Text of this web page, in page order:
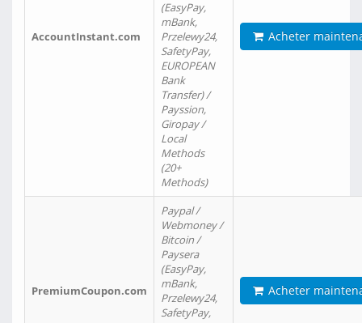
AccountInstant.com
(EasyPay,
mBank,
Przelewy24,
SafetyPay,
EUROPEAN
Bank
Transfer) /
Payssion,
Giropay /
Local
Methods
(20+
Methods)
Acheter
PremiumCoupon.com
Paypal /
Webmoney /
Bitcoin /
Paysera
(EasyPay,
mBank,
Przelewy24,
SafetyPay,
Acheter